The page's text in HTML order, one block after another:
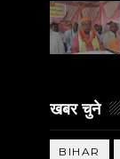
खबर चुने
BIHAR